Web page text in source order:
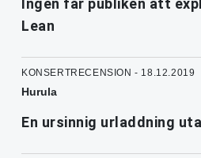
Ingen får publiken att
Lean
KONSERTRECENSION - 18.12.2019
Hurula
En ursinnig urladdning